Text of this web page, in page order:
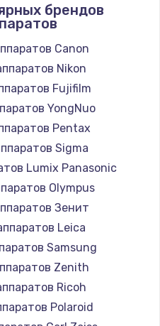
руб.
модуля
сенсора
брендов
Canon
Nikon
Fujifilm
YongNuo
Pentax
Sigma
Lumix Panasonic
Olympus
Зенит
Leica
Samsung
Zenith
Ricoh
Polaroid